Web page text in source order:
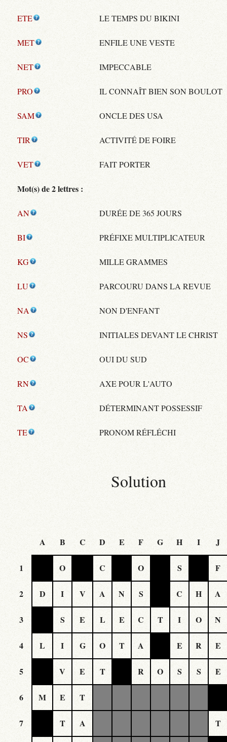
ETE LE TEMPS DU BIKINI
MET ENFILE UNE VESTE
NET IMPECCABLE
PRO IL CONNAÎT BIEN SON BOULOT
SAM ONCLE DES USA
TIR ACTIVITÉ DE FOIRE
VET FAIT PORTER
Mot(s) de 2 lettres :
AN DURÉE DE 365 JOURS
BI PRÉFIXE MULTIPLICATEUR
KG MILLE GRAMMES
LU PARCOURU DANS LA REVUE
NA NON D'ENFANT
NS INITIALES DEVANT LE CHRIST
OC OUI DU SUD
RN AXE POUR L'AUTO
TA DÉTERMINANT POSSESSIF
TE PRONOM RÉFLÉCHI
Solution
A B C D E F G H I J
1 O C O S F
2 D I V A N S C H A
3 S E L E C T I O N
4 L I G O T A E R E
5 V E T R O S S E
6 M E T
7 T A T